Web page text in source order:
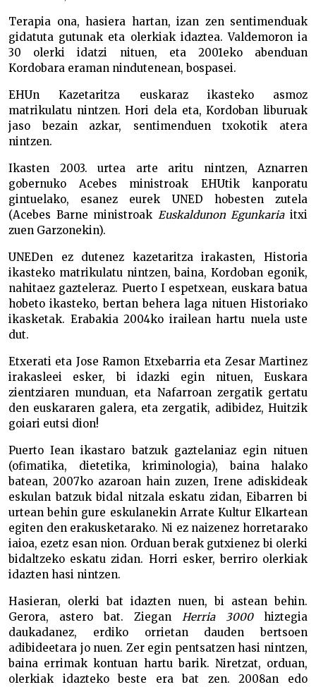
Terapia ona, hasiera hartan, izan zen sentimenduak
gidatuta gutunak eta olerkiak idaztea. Valdemoron ia
30 olerki idatzi nituen, eta 2001eko abenduan
Kordobara eraman nindutenean, bospasei.
EHUn Kazetaritza euskaraz ikasteko asmoz
matrikulatu nintzen. Hori dela eta, Kordoban liburuak
jaso bezain azkar, sentimenduen txokotik atera
nintzen.
Ikasten 2003. urtea arte aritu nintzen, Aznarren
gobernuko Acebes ministroak EHUtik kanporatu
gintuelako, esanez eurek UNED hobesten zutela
(Acebes Barne ministroak Euskaldunon Egunkariaitxi
zuen Garzonekin).
UNEDen ez dutenez kazetaritza irakasten, Historia
ikasteko matrikulatu nintzen, baina, Kordoban egonik,
nahitaez gazteleraz. Puerto I espetxean, euskara batua
hobeto ikasteko, bertan behera laga nituen Historiako
ikasketak. Erabakia 2004ko irailean hartu nuela uste
dut.
Etxerati eta Jose Ramon Etxebarria eta Zesar Martinez
irakasleei esker, bi idazki egin nituen, Euskara
zientziaren munduan, eta Nafarroan zergatik gertatu
den euskararen galera, eta zergatik, adibidez, Huitzik
goiari eutsi dion!
Puerto Iean ikastaro batzuk gaztelaniaz egin nituen
(ofimatika, dietetika, kriminologia), baina halako
batean, 2007ko azaroan hain zuzen, Irene adiskideak
eskulan batzuk bidal nitzala eskatu zidan, Eibarren bi
urtean behin gure eskulanekin Arrate Kultur Elkartean
egiten den erakusketarako. Ni ez naizenez horretarako
iaioa, ezetz esan nion. Orduan berak gutxienez bi olerki
bidaltzeko eskatu zidan. Horri esker, berriro olerkiak
idazten hasi nintzen.
Hasieran, olerki bat idazten nuen, bi astean behin.
Gerora, astero bat. Ziegan Herria 3000 hiztegia
daukadanez, erdiko orrietan dauden bertsoen
adibideetara jo nuen. Zer egin pentsatzen hasi nintzen,
baina errimak kontuan hartu barik. Niretzat, orduan,
olerkiak idazteko beste era bat zen. 2008an edo